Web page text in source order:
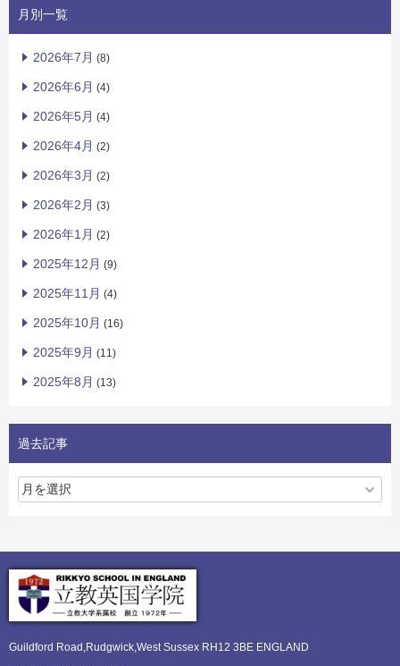
月別一覧
2026年7月 (8)
2026年6月 (4)
2026年5月 (4)
2026年4月 (2)
2026年3月 (2)
2026年2月 (3)
2026年1月 (2)
2025年12月 (9)
2025年11月 (4)
2025年10月 (16)
2025年9月 (11)
2025年8月 (13)
過去記事
Guildford Road,Rudgwick,West Sussex RH12 3BE ENGLAND